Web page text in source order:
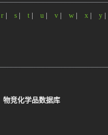
r s t u v w x y
物竞化学品数据库